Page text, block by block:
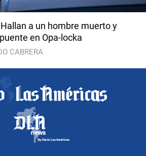
Hallan a un hombre muerto y
en Opa-locka
CABRERA